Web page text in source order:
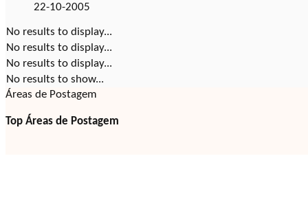
22-10-2005
No results to display...
No results to display...
No results to display...
No results to show...
Áreas de Postagem
Top Áreas de Postagem